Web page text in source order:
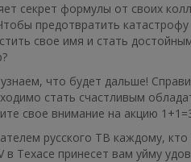
секрет формулы от своих
предотвратить
свое имя и стать
что будет дальше!
стать счастливым
свое внимание на акцию
русского ТВ каждому,
в Техасе принесет вам уйму